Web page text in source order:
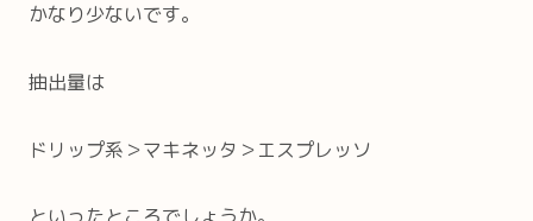
かなり少ないです。
抽出量は
ドリップ系＞マキネッタ＞エスプレッソ